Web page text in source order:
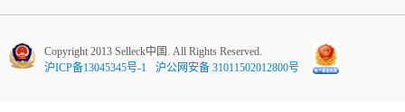
Copyright 2013 Selleck中国. All Rights Reserved.
沪ICP备13045345号-1
沪公网安备 31011502012800号